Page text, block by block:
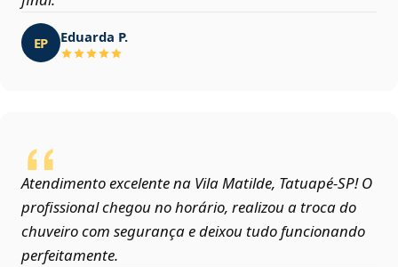
EP Eduarda P.
Atendimento excelente na Vila Matilde, Tatuapé‑SP! O
profissional chegou no horário, realizou a troca do
chuveiro com segurança e deixou tudo funcionando
perfeitamente.